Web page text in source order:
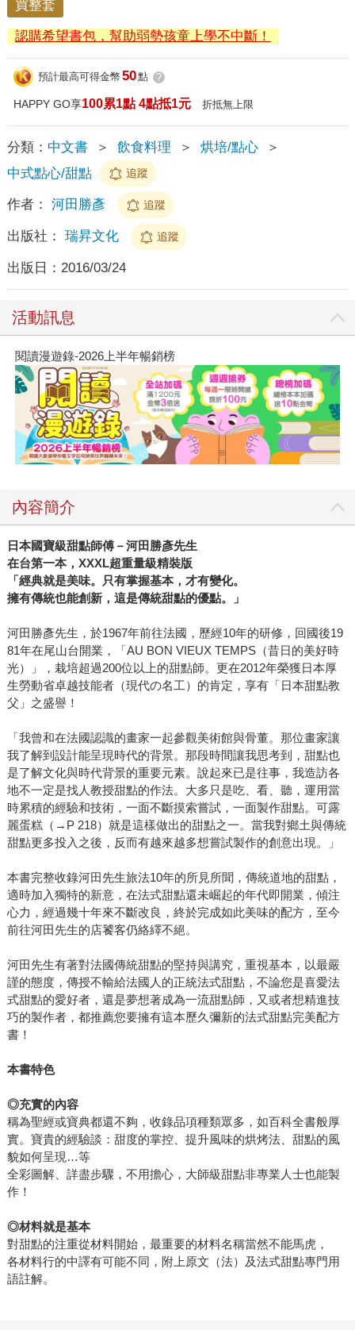
買整套
認購希望書包，幫助弱勢孩童上學不中斷！
預計最高可得金幣 50點 ?
HAPPY GO享100累1點 4點抵1元 折抵無上限
分類： 中文書 ＞ 飲食料理 ＞ 烘培/點心
＞
中式點心/甜點
追蹤
作者： 河田勝彥 追蹤
出版社： 瑞昇文化 追蹤
出版日： 2016/03/24
活動訊息
閱讀漫遊錄-2026上半年暢銷榜
內容簡介
日本國寶級甜點師傅－河田勝彥先生
在台第一本， XXXL超重量級精裝版
「經典就是美味。只有掌握基本，才有變化。
擁有傳統也能創新，這是傳統甜點的優點。」
河田勝彥先生，於1967年前往法國，歷經10年的研修，回國後19
81年在尾山台開業，「AU BON VIEUX TEMPS（昔日的美好時
光）」，栽培超過200位以上的甜點師。更在2012年榮獲日本厚
生勞動省卓越技能者（現代の名工）的肯定，享有「日本甜點教
父」之盛譽！
「我曾和在法國認識的畫家一起參觀美術館與骨董。那位畫家讓
我了解到設計能呈現時代的背景。那段時間讓我思考到，甜點也
是了解文化與時代背景的重要元素。說起來已是往事，我造訪各
地不一定是找人教授甜點的作法。大多只是吃、看、聽，運用當
時累積的經驗和技術，一面不斷摸索嘗試，一面製作甜點。可露
麗蛋糕（→P 218）就是這樣做出的甜點之一。當我對鄉土與傳統
甜點更多投入之後，反而有越來越多想嘗試製作的創意出現。」
本書完整收錄河田先生旅法10年的所見所聞，傳統道地的甜點，
適時加入獨特的新意，在法式甜點還未崛起的年代即開業，傾注
心力，經過幾十年來不斷改良，終於完成如此美味的配方，至今
前往河田先生的店饕客仍絡繹不絕。
河田先生有著對法國傳統甜點的堅持與講究，重視基本，以最嚴
謹的態度，傳授不輸給法國人的正統法式甜點，不論您是喜愛法
式甜點的愛好者，還是夢想著成為一流甜點師，又或者想精進技
巧的製作者，都推薦您要擁有這本歷久彌新的法式甜點完美配方
書！
本書特色
◎充實的內容
稱為聖經或寶典都還不夠，收錄品項種類眾多，如百科全書般厚
實。寶貴的經驗談：甜度的掌控、提升風味的烘烤法、甜點的風
貌如何呈現…等
全彩圖解、詳盡步驟，不用擔心，大師級甜點非專業人士也能製
作！
◎材料就是基本
對甜點的注重從材料開始，最重要的材料名稱當然不能馬虎，
各材料行的中譯有可能不同，附上原文（法）及法式甜點專門用
語註解。